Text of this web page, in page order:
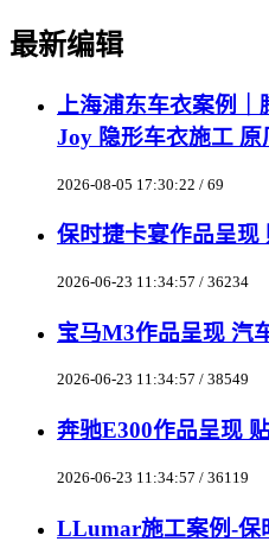
最新编辑
上海浦东车衣案例｜
Joy 隐形车衣施工 原
2026-08-05 17:30:22 / 69
保时捷卡宴作品呈现
2026-06-23 11:34:57 / 36234
宝马M3作品呈现 汽
2026-06-23 11:34:57 / 38549
奔驰E300作品呈现
2026-06-23 11:34:57 / 36119
LLumar施工案例-保